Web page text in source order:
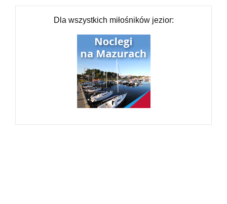
Dla wszystkich miłośników jezior: